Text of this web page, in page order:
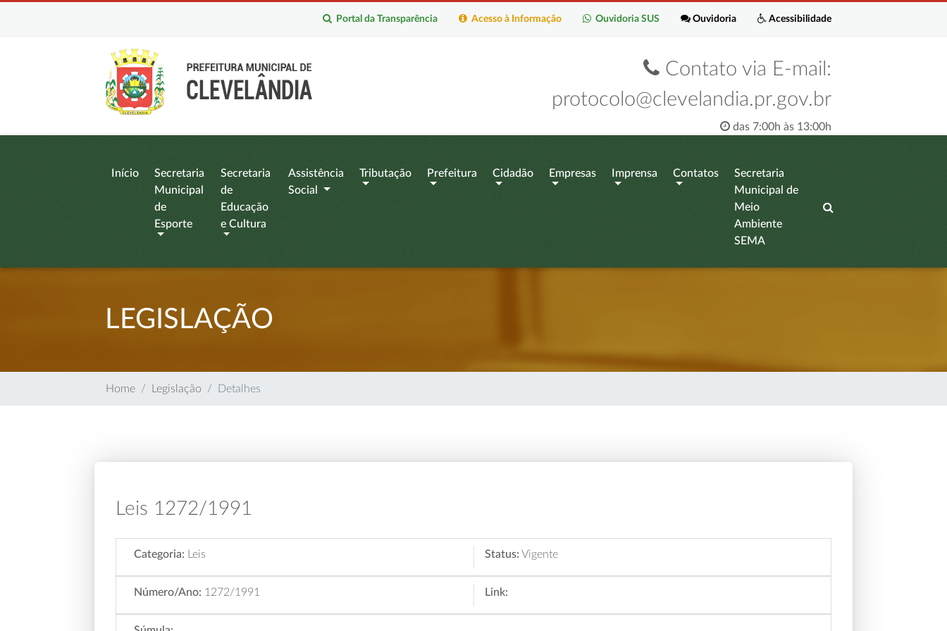
Acessibilidade
Ouvidoria
Ouvidoria SUS
Acesso à Informação
Portal da Transparência
Contato via E-mail:
protocolo@clevelandia.pr.gov.br
das 7:00h às 13:00h
Início
Secretaria
Municipal
de
Esporte
Secretaria
de
Educação
e Cultura
Assistência
Social
Tributação Prefeitura Cidadão Empresas Imprensa Contatos
Secretaria
Municipal de
Meio
Ambiente
SEMA
LEGISLAÇÃO
Home Legislação Detalhes
Leis 1272/1991
Categoria: Leis Status: Vigente
Número/Ano: 1272/1991 Link: